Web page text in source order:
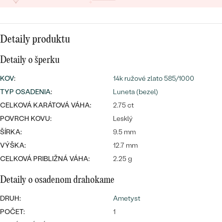
Najpredávanejšie
svadobné
obrúčky
PREZRIEŤ
DRAHOKAM
PODĽA MATERIÁLU
PLATINA
STRIEBRO
S LAB GROWN DIAMANTMI
S PERLAMI
PERSONALIZOVANÉ
SYMBOLICKÉ
PODĽA FARBY
LUXUSNÉ
LUXUSNÉ
Detaily produktu
Detaily o šperku
KOV:
14k ružové zlato 585/1000
TYP OSADENIA:
Luneta (bezel)
CELKOVÁ KARÁTOVÁ VÁHA:
2.75 ct
POVRCH KOVU:
Lesklý
ŠÍRKA:
9.5 mm
VÝŠKA:
12.7 mm
CELKOVÁ PRIBLIŽNÁ VÁHA:
2.25 g
Detaily o osadenom drahokame
DRUH:
Ametyst
POČET:
1